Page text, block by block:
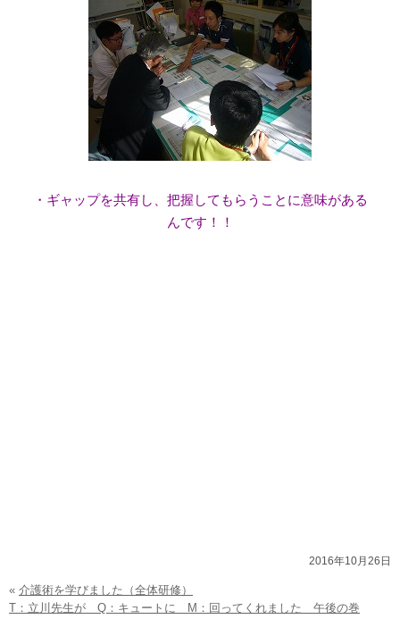
・ギャップを共有し、把握してもらうことに意味がある
んです！！
2016年10月26日
« 介護術を学びました（全体研修）
T：立川先生が Q：キュートに M：回ってくれました 午後の巻